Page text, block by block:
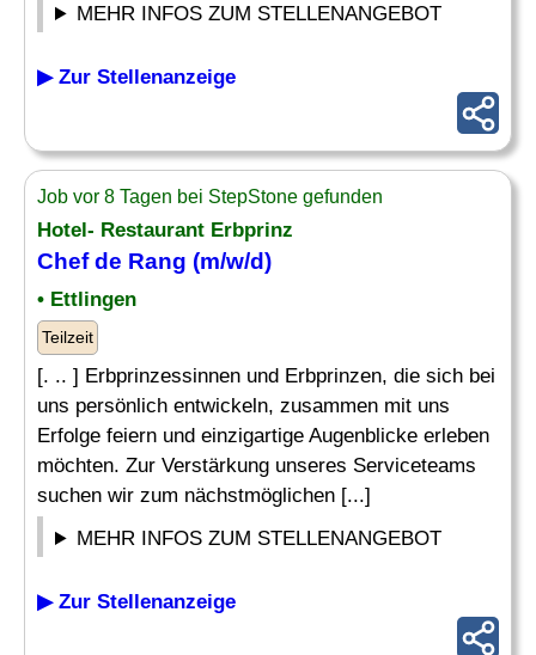
MEHR INFOS ZUM STELLENANGEBOT
▶ Zur Stellenanzeige
Job vor 8 Tagen bei StepStone gefunden
Hotel- Restaurant Erbprinz
Chefde Rang (m/w/d)
• Ettlingen
Teilzeit
[. .. ] Erbprinzessinnen und Erbprinzen, die sich bei
uns persönlich entwickeln, zusammen mit uns
Erfolge feiern und einzigartige Augenblicke erleben
möchten. Zur Verstärkung unseres Serviceteams
suchen wir zum nächstmöglichen [...]
MEHR INFOS ZUM STELLENANGEBOT
▶ Zur Stellenanzeige